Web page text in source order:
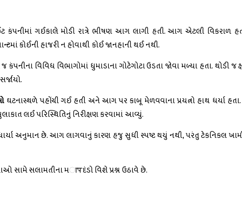
કંપનીમાં ગઈકાલે મોડી રાત્રે ભીષણ આગ લાગી હતી. આગ એટલી વિકરાળ
કોઈની હાજરી ન હોવાથી કોઈ જાનહાની થઈ નથી.
વિવિધ વિભાગોમાં ધુમાડાના ગોટેગોટા ઉડતા જોવા મળ્યા હતા. થોડી
ઘટનાસ્થળે પહોંચી ગઈ હતી અને આગ પર કાબૂ મેળવવાના પ્રયત્નો હાથ ધર્યા
લઈ પરિસ્થિતિનું નિરીક્ષણ કરવામાં આવ્યું.
અનુમાન છે. આગ લાગવાનું કારણ હજુ સુધી સ્પષ્ટ થયું નથી, પરંતુ ટેકનિકલ
સામે સલામતીના મापદંડો વિશે પ્રશ્ન ઉઠાવે છે.